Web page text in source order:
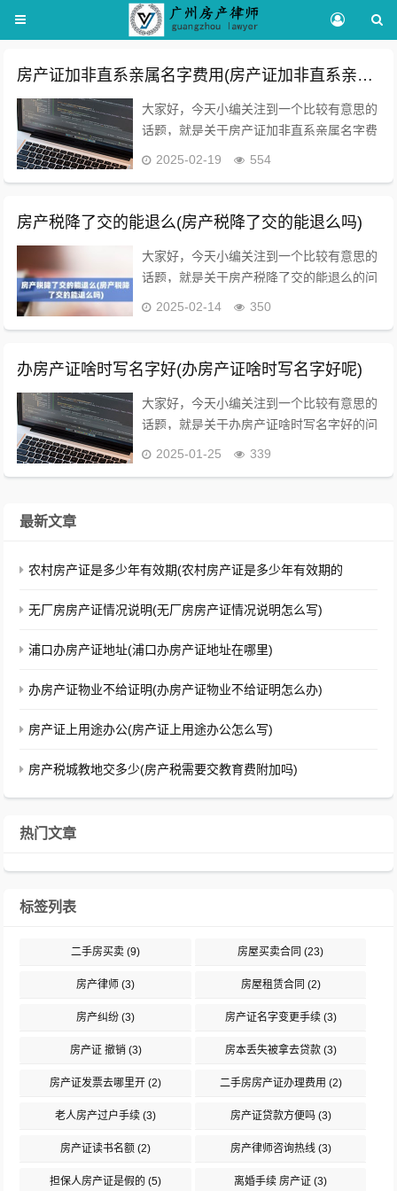
房产证加非直系亲属名字费用(房产证加非直系亲属关系的名字)
大家好，今天小编关注到一个比较有意思的
话题，就是关于房产证加非直系亲属名字费
产证上加名...
2025-02-19 554
房产税降了交的能退么(房产税降了交的能退么吗)
大家好，今天小编关注到一个比较有意思的
话题，就是关于房产税降了交的能退么的问
税多...
2025-02-14 350
办房产证啥时写名字好(办房产证啥时写名字好呢)
大家好，今天小编关注到一个比较有意思的
话题，就是关于办房产证啥时写名字好的问
2025-01-25 339
最新文章
农村房产证是多少年有效期(农村房产证是多少年有效期的
无厂房房产证情况说明(无厂房房产证情况说明怎么写)
浦口办房产证地址(浦口办房产证地址在哪里)
办房产证物业不给证明(办房产证物业不给证明怎么办)
房产证上用途办公(房产证上用途办公怎么写)
房产税城教地交多少(房产税需要交教育费附加吗)
热门文章
标签列表
二手房买卖 (9) 房屋买卖合同 (23)
房产律师 (3) 房屋租赁合同 (2)
房产纠纷 (3) 房产证名字变更手续(3)
房产证 撤销 (3) 房本丢失被拿去贷款(3)
房产证发票去哪里开 (2) 二手房房产证办理费用 (2)
老人房产过户手续 (3) 房产证贷款方便吗(3)
房产证读书名额 (2) 房产律师咨询热线(3)
担保人房产证是假的 (5) 离婚手续 房产证 (3)